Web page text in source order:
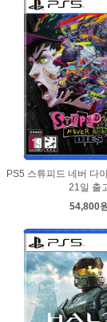
PS5 스튜피드 네버 다
21일 출
54,800